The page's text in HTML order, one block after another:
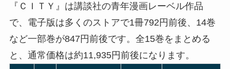
『ＣＩＴＹ』は講談社の青年漫画レーベル作品
で、電子版は多くのストアで1冊792円前後、14巻
など一部巻が847円前後です。全15巻をまとめる
と、通常価格は約11,935円前後になります。